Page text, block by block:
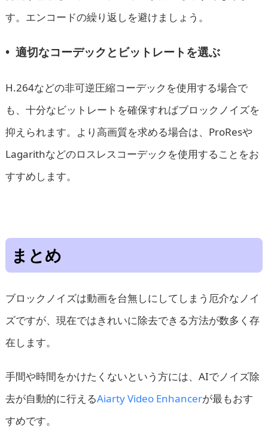
す。エンコードの繰り返しを避けましょう。
• 適切なコーデックとビットレートを選ぶ
H.264などの非可逆圧縮コーデックを使用する場合で
も、十分なビットレートを確保すればブロックノイズを
抑えられます。より高画質を求める場合は、ProResや
Lagarithなどのロスレスコーデックを使用することをお
すすめします。
まとめ
ブロックノイズは動画を台無しにしてしまう厄介なノイ
ズですが、現在ではきれいに除去できる方法が数多く存
在します。
手間や時間をかけたくないという方には、AIでノイズ除
去が自動的に行えるAiarty Video Enhancerが最もおす
すめです。